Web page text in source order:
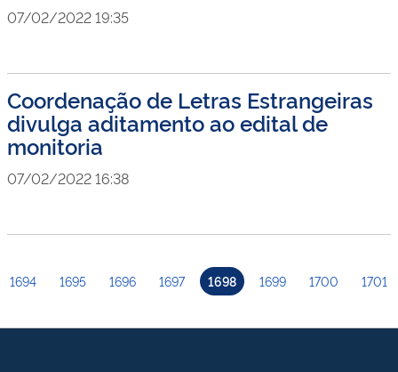
07/02/2022 19:35
Coordenação de Letras Estrangeiras
divulga aditamento ao edital de
monitoria
07/02/2022 16:38
1694 1695 1696 1697 1698 1699 1700 1701